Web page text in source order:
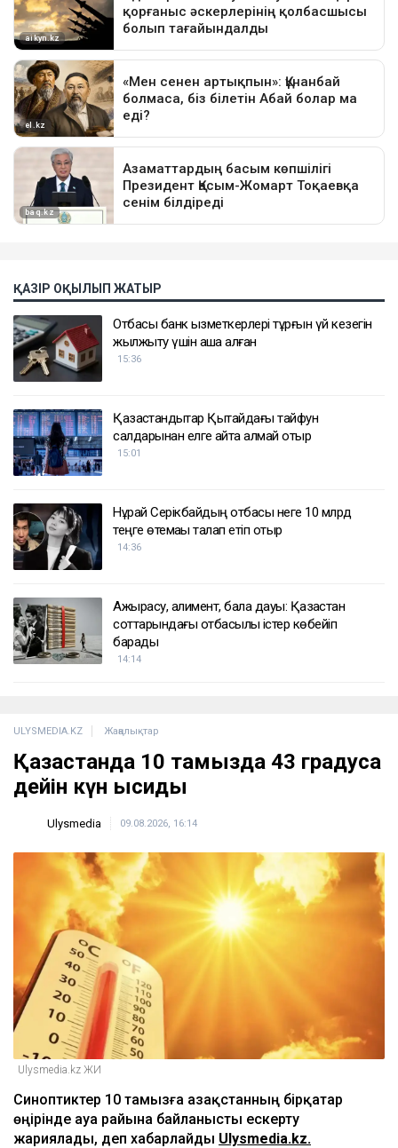
ҚАЗІР ОҚЫЛЫП ЖАТЫР
Отбасы банк қызметкерлері тұрғын үй кезегін
жылжыту үшін ақша алған
15:36
Қазақстандықтар Қытайдағы тайфун
салдарынан елге қайта алмай отыр
15:01
Нұрай Серікбайдың отбасы неге 10 млрд
теңге өтемақы талап етіп отыр
14:36
Ажырасу, алимент, бала дауы: Қазақстан
соттарындағы отбасылық істер көбейіп
барады
14:14
ULYSMEDIA.KZ Жаңалықтар
Қазақстанда 10 тамызда 43 градусқа
дейін күн ысиды
Ulysmedia 09.08.2026, 16:14
Ulysmedia.kz ЖИ
Синоптиктер 10 тамызға Қазақстанның бірқатар
өңірінде ауа райына байланысты ескерту
жариялады, деп хабарлайды Ulysmedia.kz.